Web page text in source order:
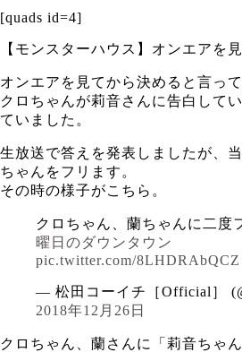
[quads id=4]
【モンスターハウス】オンエアを
オンエアを見てから決めると言って
クロちゃんが莉音さんに告白して
ていました。
生放送で答えを発表しましたが、
ちゃんをフリます。
その時の様子がこちら。
クロちゃん、蘭ちゃんに二度
曜日のダウンタウン
pic.twitter.com/8LHDRAbQCZ
— 松田コーイチ［Official］
2018年12月26日
クロちゃん、蘭さんに「莉音ちゃ